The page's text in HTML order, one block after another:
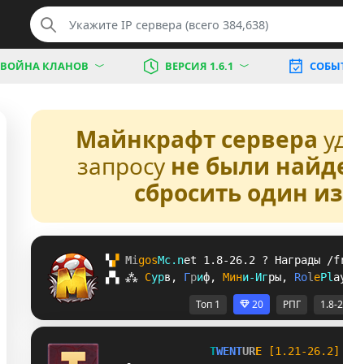
ВОЙНА КЛАНОВ ВЕРСИЯ 1.6.1
Майнкрафт сервера
запросу не были
сбросить один
▚▞ Mi gosMc. net 1.8-26.2 ? Награды /
▞▚ ⁂ Сурв , Гриф, Мини-Игры, Rol ePl a
Топ 1 20 РПГ 1.8-
TWENTURE
[1.21-26.2]